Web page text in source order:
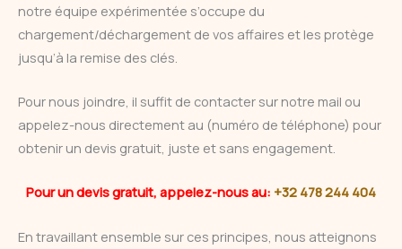
notre équipe expérimentée s’occupe du
chargement/déchargement de vos affaires et les protège
jusqu’à la remise des clés.
Pour nous joindre, il suffit de contacter sur notre mail ou
appelez-nous directement au (numéro de téléphone) pour
obtenir un devis gratuit, juste et sans engagement.
Pour un devis gratuit, appelez-nous au: +32 478 244 404
En travaillant ensemble sur ces principes, nous atteignons